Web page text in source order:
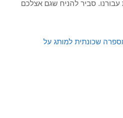
עבורנו. סביר להניח שגם אצלכם